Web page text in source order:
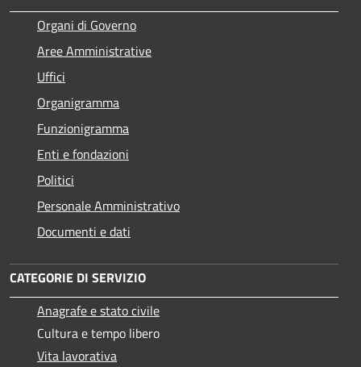
Organi di Governo
Aree Amministrative
Uffici
Organigramma
Funzionigramma
Enti e fondazioni
Politici
Personale Amministrativo
Documenti e dati
CATEGORIE DI SERVIZIO
Anagrafe e stato civile
Cultura e tempo libero
Vita lavorativa